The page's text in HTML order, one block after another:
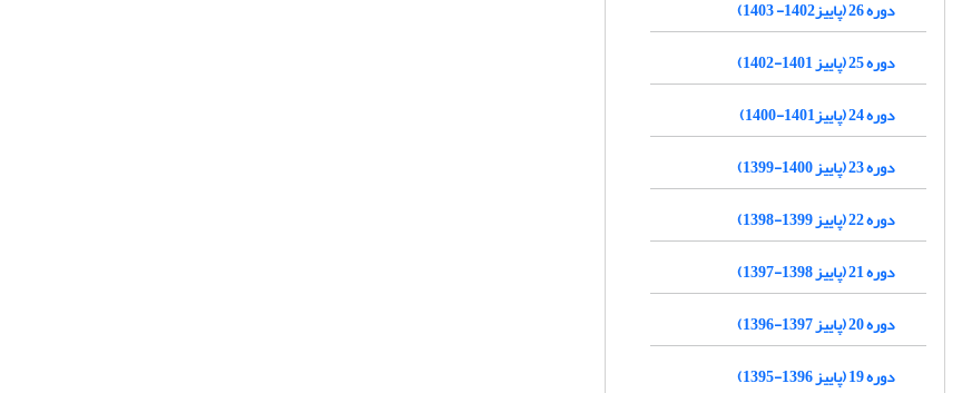
دوره 26 (پاییز1402- 1403)
دوره 25 (پاییز 1401-1402)
دوره 24 (پاییز1401-1400)
دوره 23 (پاییز 1400-1399)
دوره 22 (پاییز 1399-1398)
دوره 21 (پاییز 1398-1397)
دوره 20 (پاییز 1397-1396)
دوره 19 (پاییز 1396-1395)